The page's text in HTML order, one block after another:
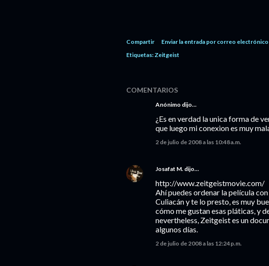
Compartir
Enviar la entrada por correo electrónico
Etiquetas:Zeitgeist
COMENTARIOS
Anónimo dijo…
¿Es en verdad la unica forma de
que luego mi conexion es muy
2 de julio de 2008 a las 10:48 a.m.
Josafat M. dijo…
http://www.zeitgeistmovie.com/
Ahí puedes ordenar la película
Culiacán y te lo presto, es muy
cómo me gustan esas pláticas, y
nevertheless, Zeitgeist es un
algunos días.
2 de julio de 2008 a las 12:24 p.m.